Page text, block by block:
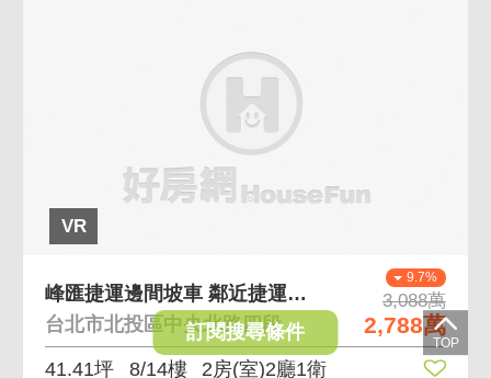
VR
9.7%
3,088萬
2,788萬
峰匯捷運邊間坡車 鄰近捷運靜巷大中庭全日保全管理
台北市北投區中央北路四段
41.41坪 8/14樓 2房(室)2廳1衛
訂閱搜尋條件